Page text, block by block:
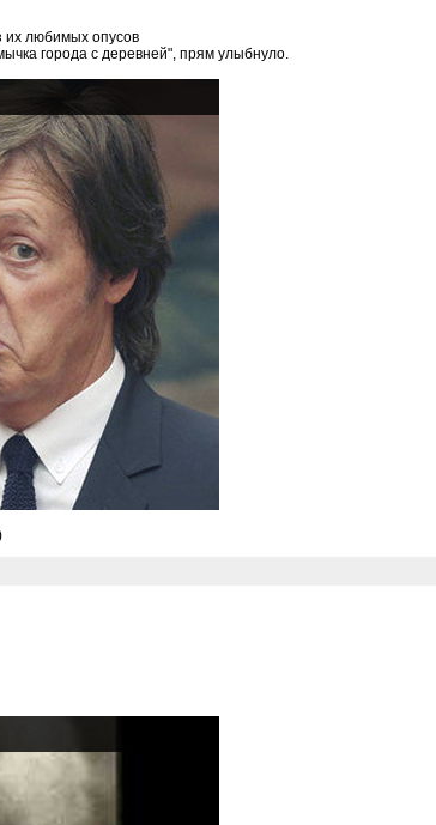
их любимых опусов
города с деревней", прям улыбнуло.